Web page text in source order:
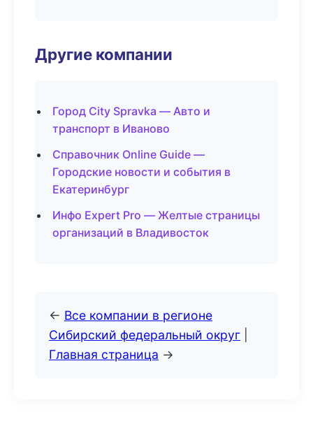
Другие компании
Город City Spravka — Авто и
транспорт в Иваново
Справочник Online Guide —
Городские новости и события в
Екатеринбург
Инфо Expert Pro — Желтые страницы
организаций в Владивосток
← Все компании в регионе
Сибирский федеральный округ
Главная страница →